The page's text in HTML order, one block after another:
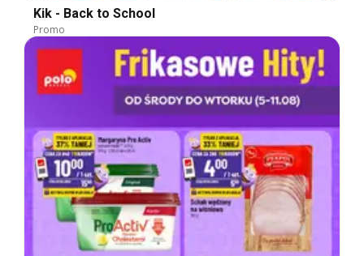
Kik - Back to School
Promo